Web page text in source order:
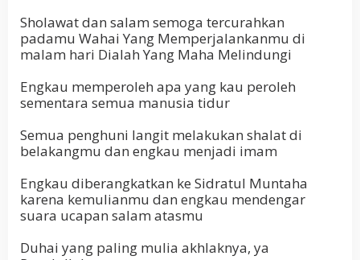
Sholawat dan salam semoga tercurahkan
padamu Wahai Yang Memperjalankanmu di
malam hari Dialah Yang Maha Melindungi
Engkau memperoleh apa yang kau peroleh
sementara semua manusia tidur
Semua penghuni langit melakukan shalat di
belakangmu dan engkau menjadi imam
Engkau diberangkatkan ke Sidratul Muntaha
karena kemulianmu dan engkau mendengar
suara ucapan salam atasmu
Duhai yang paling mulia akhlaknya, ya